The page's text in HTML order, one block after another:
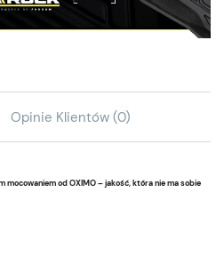
Opinie Klientów (0)
mocowaniem od OXIMO – jakość, która nie ma sobie